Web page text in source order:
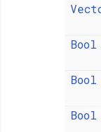
Bool
Bool
Bool